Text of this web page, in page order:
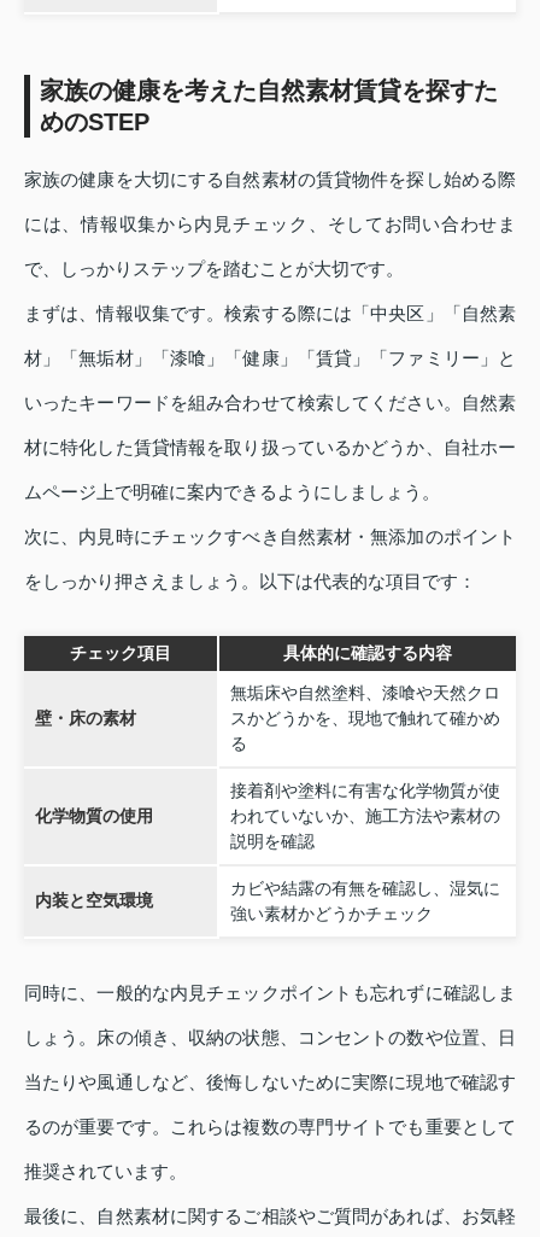
家族の健康を考えた自然素材賃貸を探すた
めのSTEP
家族の健康を大切にする自然素材の賃貸物件を探し始める際
には、情報収集から内見チェック、そしてお問い合わせま
で、しっかりステップを踏むことが大切です。
まずは、情報収集です。検索する際には「中央区」「自然素
材」「無垢材」「漆喰」「健康」「賃貸」「ファミリー」と
いったキーワードを組み合わせて検索してください。自然素
材に特化した賃貸情報を取り扱っているかどうか、自社ホー
ムページ上で明確に案内できるようにしましょう。
次に、内見時にチェックすべき自然素材・無添加のポイント
をしっかり押さえましょう。以下は代表的な項目です：
チェック項目 具体的に確認する内容
壁・床の素材
無垢床や自然塗料、漆喰や天然クロ
スかどうかを、現地で触れて確かめ
る
化学物質の使用
接着剤や塗料に有害な化学物質が使
われていないか、施工方法や素材の
説明を確認
内装と空気環境
カビや結露の有無を確認し、湿気に
強い素材かどうかチェック
同時に、一般的な内見チェックポイントも忘れずに確認しま
しょう。床の傾き、収納の状態、コンセントの数や位置、日
当たりや風通しなど、後悔しないために実際に現地で確認す
るのが重要です。これらは複数の専門サイトでも重要として
推奨されています。
最後に、自然素材に関するご相談やご質問があれば、お気軽